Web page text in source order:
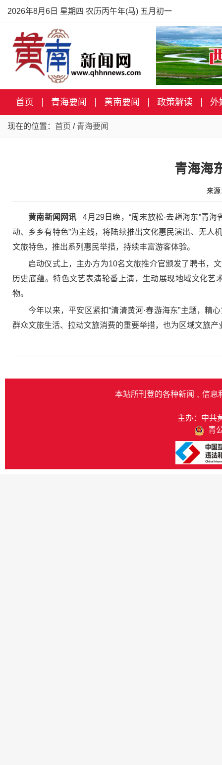
2026年8月6日 星期四 农历丙午年(马) 五月初一
首页 青海要闻 黄南要闻 政策解读 外
现在的位置： 首页 / 青海要闻
青海海
来
黄南新闻网讯
4月29日晚，“周末放松·去趟海东”青
动、乡乡有特色”为主线，将陆续推出文化惠民演出、无人
文旅特色，推出系列惠民举措，持续丰富游客体验。
启动仪式上，主办方为10名文旅推介官颁发了聘书，
历史底蕴。特色文艺表演轮番上演，生动展现地域文化
物。
今年以来，平安区紧扣“清清黄河·春游海东”主题，
群众文旅生活、拉动文旅消费的重要举措，也为区域文旅
本站所刊登的各种新闻﹑信息
主办：中共
青